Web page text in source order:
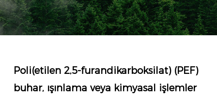
Poli(etilen 2,5-furandikarboksilat) (PEF)
buhar, ışınlama veya kimyasal işlemler